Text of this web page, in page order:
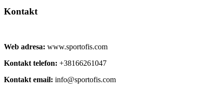
Kontakt
Web adresa: www.sportofis.com
Kontakt telefon: +38166261047
Kontakt email: info@sportofis.com